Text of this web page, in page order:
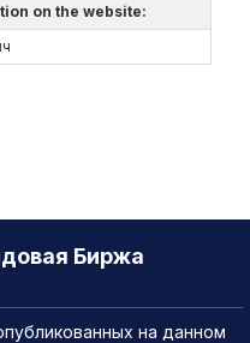
on the website:
Биржа
на данном